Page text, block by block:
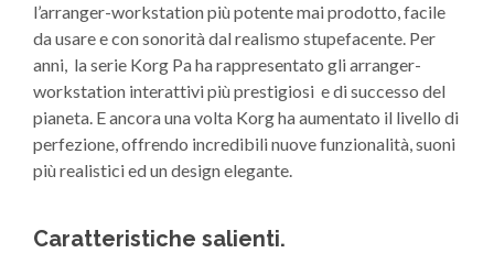
l’arranger-workstation più potente mai prodotto, facile
da usare e con sonorità dal realismo stupefacente. Per
anni, la serie Korg Pa ha rappresentato gli arranger-
workstation interattivi più prestigiosi e di successo del
pianeta. E ancora una volta Korg ha aumentato il livello di
perfezione, offrendo incredibili nuove funzionalità, suoni
più realistici ed un design elegante.
Caratteristiche salienti.